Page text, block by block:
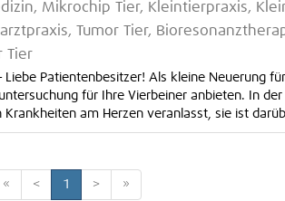
Mikrochip Tier, Kleintierpraxis,
Tumor Tier,
Tier
Liebe Patientenbesitzer! Als kleine Neuerung
für Ihre Vierbeiner anbieten. In
Krankheiten am Herzen veranlasst, sie ist
« < 1 > »